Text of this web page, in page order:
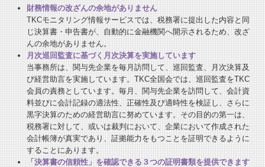
財務情報の改ざんの余地がありません
TKCモニタリング情報サービスでは、税務署に提出した内容と同
じ決算書・申告書が、自動的に金融機関へ開示されるため、改ざ
んの余地がありません。
月次巡回監査に基づく月次決算を実施しています
当事務所は、関与先企業を毎月訪問して、巡回監査、月次決算及
び経営助言を実施しています。TKC全国会では、巡回監査をTKC
会員の責務としています。毎月、関与先企業を訪問して、会計資
料並びに会計記録の適法性、正確性及び適時性を検証し、さらに
黒字決算のための経営助言に努めています。その目的の第一は、
税務署に対して、或いは裁判において、企業において作成された
会計帳簿が真実であり、証拠能力をもつことを証明できるように
することにあります。
「決算書の信頼性」を確認できる３つの証明書類を提供できます